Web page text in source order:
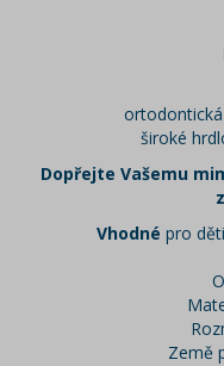
široké
Dopřejte Vašemu
Vhodné pro děti
Země